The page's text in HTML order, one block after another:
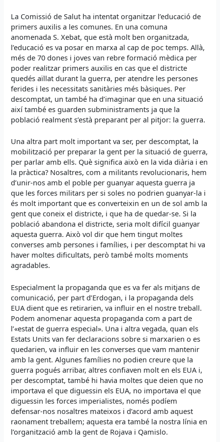
La Comissió de Salut ha intentat organitzar l’educació de
primers auxilis a les comunes. En una comuna
anomenada S. Xebat, que està molt ben organitzada,
l’educació es va posar en marxa al cap de poc temps. Allà,
més de 70 dones i joves van rebre formació mèdica per
poder realitzar primers auxilis en cas que el districte
quedés aïllat durant la guerra, per atendre les persones
ferides i les necessitats sanitàries més bàsiques. Per
descomptat, un també ha d’imaginar que en una situació
així també es guarden subministraments ja que la
població realment s’està preparant per al pitjor: la guerra.
Una altra part molt important va ser, per descomptat, la
mobilització per preparar la gent per la situació de guerra,
per parlar amb ells. Què significa això en la vida diària i en
la pràctica? Nosaltres, com a militants revolucionaris, hem
d’unir-nos amb el poble per guanyar aquesta guerra ja
que les forces militars per si soles no podrien guanyar-la i
és molt important que es converteixin en un de sol amb la
gent que coneix el districte, i que ha de quedar-se. Si la
població abandona el districte, seria molt difícil guanyar
aquesta guerra. Això vol dir que hem tingut moltes
converses amb persones i famílies, i per descomptat hi va
haver moltes dificultats, però també molts moments
agradables.
Especialment la propaganda que es va fer als mitjans de
comunicació, per part d’Erdogan, i la propaganda dels
EUA dient que es retirarien, va influir en el nostre treball.
Podem anomenar aquesta propaganda com a part de
l’«estat de guerra especial». Una i altra vegada, quan els
Estats Units van fer declaracions sobre si marxarien o es
quedarien, va influir en les converses que vam mantenir
amb la gent. Algunes famílies no podien creure que la
guerra pogués arribar, altres confiaven molt en els EUA i,
per descomptat, també hi havia moltes que deien que no
importava el que diguessin els EUA, no importava el que
diguessin les forces imperialistes, només podíem
defensar-nos nosaltres mateixos i d’acord amb aquest
raonament treballem; aquesta era també la nostra línia en
l’organització amb la gent de Rojava i Qamislo.